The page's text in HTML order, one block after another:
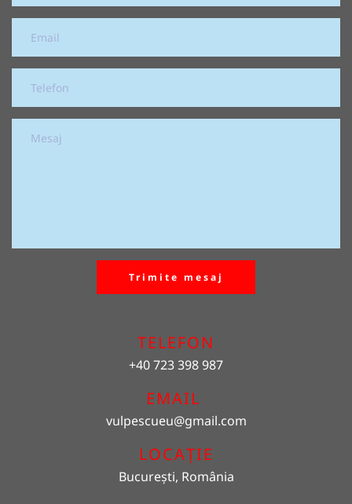
Trimite mesaj
TELEFON
+40 723 398 987
EMAIL
vulpescueu@gmail.com
LOCAȚIE
București, România